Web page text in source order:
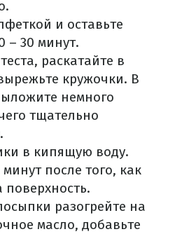
и оставьте
– 30 минут.
раскатайте в
кружочки. В
немного
тщательно
в кипящую воду.
после того, как
разогрейте на
масло, добавьте